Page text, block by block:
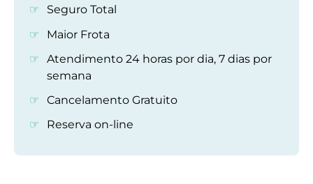
Seguro Total
Maior Frota
Atendimento 24 horas por dia, 7 dias por
semana
Cancelamento Gratuito
Reserva on-line